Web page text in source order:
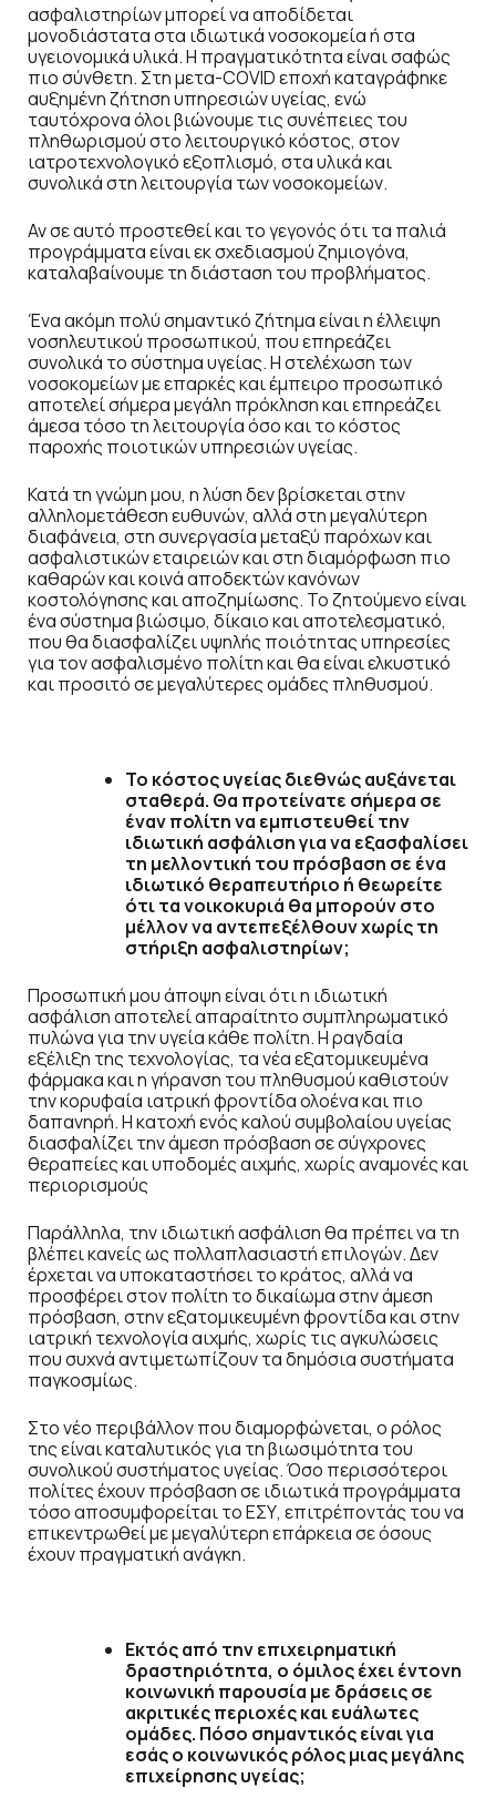
ασφαλιστηρίων μπορεί να αποδίδεται
μονοδιάστατα στα ιδιωτικά νοσοκομεία ή στα
υγειονομικά υλικά. Η πραγματικότητα είναι σαφώς
πιο σύνθετη. Στη μετα-COVID εποχή καταγράφηκε
αυξημένη ζήτηση υπηρεσιών υγείας, ενώ
ταυτόχρονα όλοι βιώνουμε τις συνέπειες του
πληθωρισμού στο λειτουργικό κόστος, στον
ιατροτεχνολογικό εξοπλισμό, στα υλικά και
συνολικά στη λειτουργία των νοσοκομείων.
Αν σε αυτό προστεθεί και το γεγονός ότι τα παλιά
προγράμματα είναι εκ σχεδιασμού ζημιογόνα,
καταλαβαίνουμε τη διάσταση του προβλήματος.
Ένα ακόμη πολύ σημαντικό ζήτημα είναι η έλλειψη
νοσηλευτικού προσωπικού, που επηρεάζει
συνολικά το σύστημα υγείας. Η στελέχωση των
νοσοκομείων με επαρκές και έμπειρο προσωπικό
αποτελεί σήμερα μεγάλη πρόκληση και επηρεάζει
άμεσα τόσο τη λειτουργία όσο και το κόστος
παροχής ποιοτικών υπηρεσιών υγείας.
Κατά τη γνώμη μου, η λύση δεν βρίσκεται στην
αλληλομετάθεση ευθυνών, αλλά στη μεγαλύτερη
διαφάνεια, στη συνεργασία μεταξύ παρόχων και
ασφαλιστικών εταιρειών και στη διαμόρφωση πιο
καθαρών και κοινά αποδεκτών κανόνων
κοστολόγησης και αποζημίωσης. Το ζητούμενο είναι
ένα σύστημα βιώσιμο, δίκαιο και αποτελεσματικό,
που θα διασφαλίζει υψηλής ποιότητας υπηρεσίες
για τον ασφαλισμένο πολίτη και θα είναι ελκυστικό
και προσιτό σε μεγαλύτερες ομάδες πληθυσμού.
Το κόστος υγείας διεθνώς αυξάνεται
σταθερά. Θα προτείνατε σήμερα σε
έναν πολίτη να εμπιστευθεί την
ιδιωτική ασφάλιση για να εξασφαλίσει
τη μελλοντική του πρόσβαση σε ένα
ιδιωτικό θεραπευτήριο ή θεωρείτε
ότι τα νοικοκυριά θα μπορούν στο
μέλλον να αντεπεξέλθουν χωρίς τη
στήριξη ασφαλιστηρίων;
Προσωπική μου άποψη είναι ότι η ιδιωτική
ασφάλιση αποτελεί απαραίτητο συμπληρωματικό
πυλώνα για την υγεία κάθε πολίτη. Η ραγδαία
εξέλιξη της τεχνολογίας, τα νέα εξατομικευμένα
φάρμακα και η γήρανση του πληθυσμού καθιστούν
την κορυφαία ιατρική φροντίδα ολοένα και πιο
δαπανηρή. Η κατοχή ενός καλού συμβολαίου υγείας
διασφαλίζει την άμεση πρόσβαση σε σύγχρονες
θεραπείες και υποδομές αιχμής, χωρίς αναμονές και
περιορισμούς
Παράλληλα, την ιδιωτική ασφάλιση θα πρέπει να τη
βλέπει κανείς ως πολλαπλασιαστή επιλογών. Δεν
έρχεται να υποκαταστήσει το κράτος, αλλά να
προσφέρει στον πολίτη το δικαίωμα στην άμεση
πρόσβαση, στην εξατομικευμένη φροντίδα και στην
ιατρική τεχνολογία αιχμής, χωρίς τις αγκυλώσεις
που συχνά αντιμετωπίζουν τα δημόσια συστήματα
παγκοσμίως.
Στο νέο περιβάλλον που διαμορφώνεται, ο ρόλος
της είναι καταλυτικός για τη βιωσιμότητα του
συνολικού συστήματος υγείας. Όσο περισσότεροι
πολίτες έχουν πρόσβαση σε ιδιωτικά προγράμματα
τόσο αποσυμφορείται το ΕΣΥ, επιτρέποντάς του να
επικεντρωθεί με μεγαλύτερη επάρκεια σε όσους
έχουν πραγματική ανάγκη.
Εκτός από την επιχειρηματική
δραστηριότητα, ο όμιλος έχει έντονη
κοινωνική παρουσία με δράσεις σε
ακριτικές περιοχές και ευάλωτες
ομάδες. Πόσο σημαντικός είναι για
εσάς ο κοινωνικός ρόλος μιας μεγάλης
επιχείρησης υγείας;